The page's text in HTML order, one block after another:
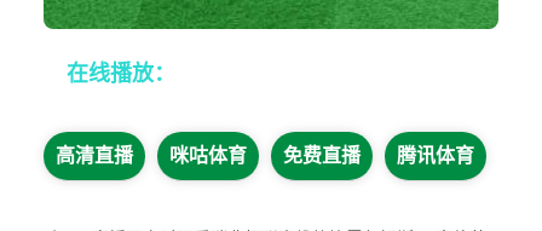
在线播放：
高清直播 咪咕体育 免费直播 腾讯体育